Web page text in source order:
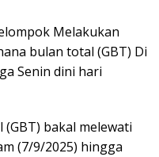
Melakukan
bulan total (GBT) Di
Senin dini hari
bakal melewati
(7/9/2025) hingga